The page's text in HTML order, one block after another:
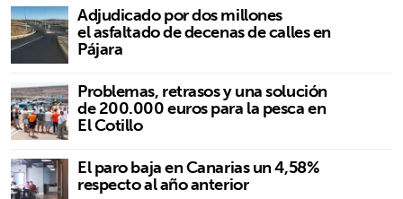
Adjudicado por dos millones
el asfaltado de decenas de calles en
Pájara
Problemas, retrasos y una solución
de 200.000 euros para la pesca en
El Cotillo
El paro baja en Canarias un 4,58%
respecto al año anterior